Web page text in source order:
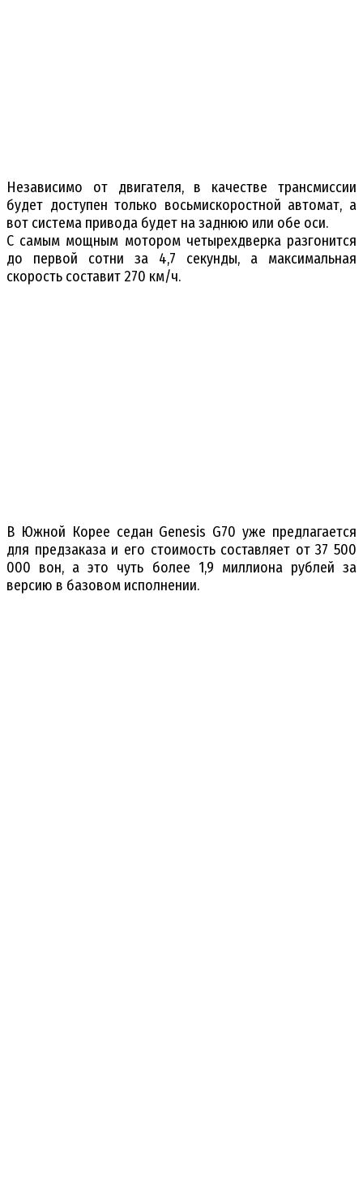
Независимо от двигателя, в качестве трансмиссии
будет доступен только восьмискоростной автомат, а
вот система привода будет на заднюю или обе оси.
С самым мощным мотором четырехдверка разгонится
до первой сотни за 4,7 секунды, а максимальная
скорость составит 270 км/ч.
В Южной Корее седан Genesis G70 уже предлагается
для предзаказа и его стоимость составляет от 37 500
000 вон, а это чуть более 1,9 миллиона рублей за
версию в базовом исполнении.